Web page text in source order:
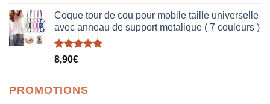
Coque tour de cou pour mobile taille universelle
avec anneau de support metalique ( 7 couleurs )
Note5.00
8,90€
PROMOTIONS